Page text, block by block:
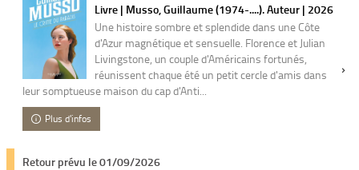
Livre | Musso, Guillaume (1974-....). Auteur | 2026
Une histoire sombre et splendide dans une Côte
d'Azur magnétique et sensuelle. Florence et Julian
Livingstone, un couple d'Américains fortunés,
réunissent chaque été un petit cercle d'amis dans
leur somptueuse maison du cap d'Anti...
Plus d'infos
Retour prévu le 01/09/2026